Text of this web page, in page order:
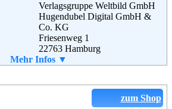
Verlagsgruppe Weltbild GmbH
Hugendubel Digital GmbH &
Co. KG
Friesenweg 1
22763 Hamburg
089 - 70 80 99 47
Mehr Infos ▼
zum Shop